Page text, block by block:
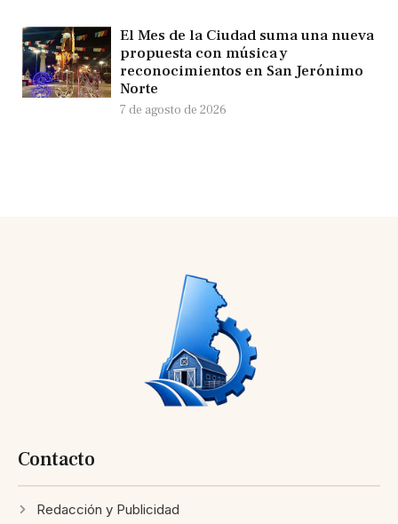
El Mes de la Ciudad suma una nueva
propuesta con música y
reconocimientos en San Jerónimo
Norte
7 de agosto de 2026
Contacto
Redacción y Publicidad